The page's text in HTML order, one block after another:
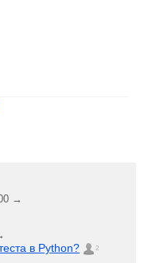
→
в Python? 2